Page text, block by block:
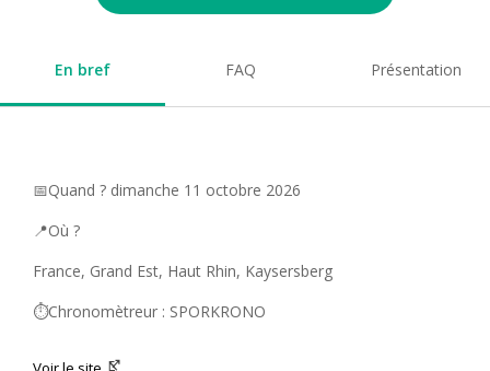
En bref FAQ Présentation
📅Quand ? dimanche 11 octobre 2026
📍Où ?
France, Grand Est, Haut Rhin, Kaysersberg
⏱️Chronomètreur : SPORKRONO